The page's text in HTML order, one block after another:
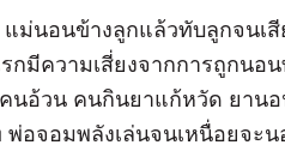
ม่นอนข้างลูกแล้วทับลูกจนเ
กมีความเสี่ยงจากการถูกน
นอ้วน คนกินยาแก้หวัด ยาน
อจอมพลังเล่นจนเหนื่อยจะ